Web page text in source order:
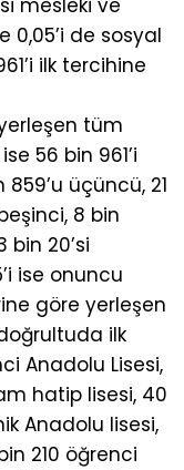
mesleki ve
0,05’i de sosyal
ilk tercihine
tüm
56 bin 961’i
üçüncü, 21
8 bin
bin 20’si
ise onuncu
göre yerleşen
ilk
Anadolu Lisesi,
hatip lisesi, 40
Anadolu lisesi,
210 öğrenci